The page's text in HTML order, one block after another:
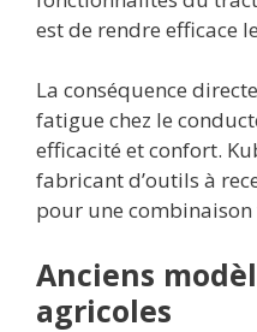
est de rendre efficace
La conséquence
fatigue chez le
efficacité et confort.
fabricant d’outils à
pour une
Anciens
agricoles